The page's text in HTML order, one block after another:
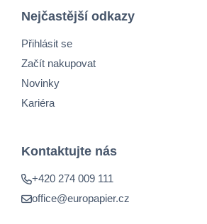
Nejčastější odkazy
Přihlásit se
Začít nakupovat
Novinky
Kariéra
Kontaktujte nás
+420 274 009 111
office@europapier.cz